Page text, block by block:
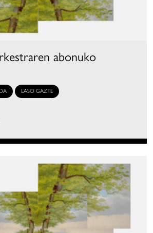
abonuko
EASO GAZTE